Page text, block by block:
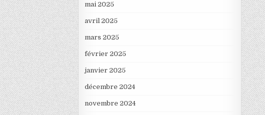
mai 2025
avril 2025
mars 2025
février 2025
janvier 2025
décembre 2024
novembre 2024